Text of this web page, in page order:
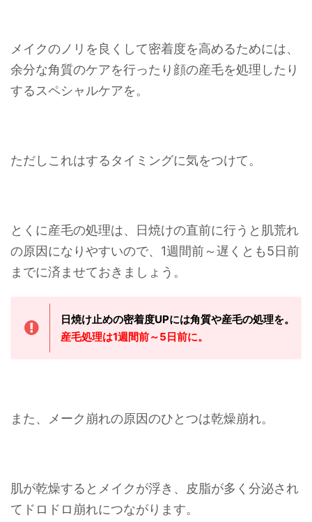
メイクのノリを良くして密着度を高めるためには、
余分な角質のケアを行ったり顔の産毛を処理したり
するスペシャルケアを。
ただしこれはするタイミングに気をつけて。
とくに産毛の処理は、日焼けの直前に行うと肌荒れ
の原因になりやすいので、1週間前～遅くとも5日前
までに済ませておきましょう。
日焼け止めの密着度UPには角質や産毛の処理を。
産毛処理は1週間前～5日前に。
また、メーク崩れの原因のひとつは乾燥崩れ。
肌が乾燥するとメイクが浮き、皮脂が多く分泌され
てドロドロ崩れにつながります。